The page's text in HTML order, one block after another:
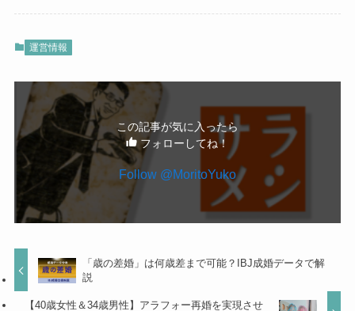
運営情報
この記事が気に入ったら
フォローしてね！
Follow @MoritoYuko
「歳の差婚」は何歳差まで可能？IBJ成婚データで解
説
【40歳女性＆34歳男性】アラフォー再婚を実現させ